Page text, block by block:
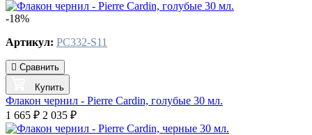
-18%
Артикул: PC332-S11
Сравнить
Купить
Флакон чернил - Pierre Cardin, голубые 30 мл.
1 665 ₽ 2 035 ₽